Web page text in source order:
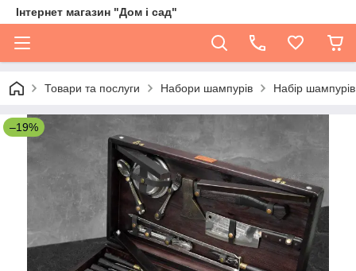
Інтернет магазин "Дом і сад"
Товари та послуги Набори шампурів Набір шампурів
–19%